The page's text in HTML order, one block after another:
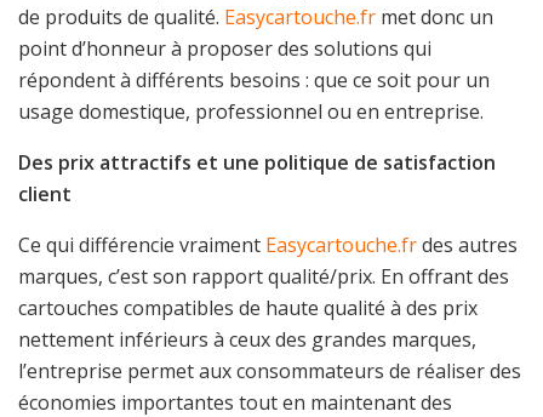
de produits de qualité. Easycartouche.fr met donc un
point d’honneur à proposer des solutions qui
répondent à différents besoins : que ce soit pour un
usage domestique, professionnel ou en entreprise.
Des prix attractifs et une politique de satisfaction
client
Ce qui différencie vraiment Easycartouche.frdes autres
marques, c’est son rapport qualité/prix. En offrant des
cartouches compatibles de haute qualité à des prix
nettement inférieurs à ceux des grandes marques,
l’entreprise permet aux consommateurs de réaliser des
économies importantes tout en maintenant des